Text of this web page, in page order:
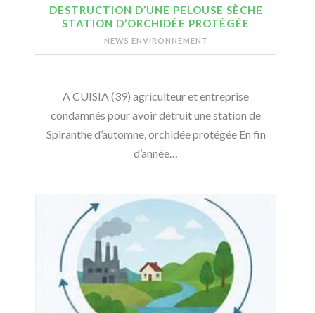
DESTRUCTION D’UNE PELOUSE SÈCHE
STATION D’ORCHIDÉE PROTÉGÉE
NEWS ENVIRONNEMENT
A CUISIA (39) agriculteur et entreprise
condamnés pour avoir détruit une station de
Spiranthe d’automne, orchidée protégée En fin
d’année…